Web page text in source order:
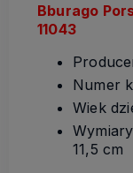
Bburago
11043
Numer
Wiek
11,5 cm